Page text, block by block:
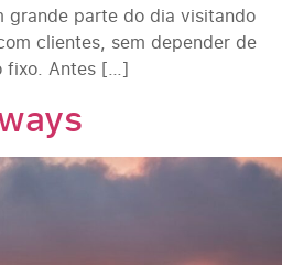
grande parte do dia visitando
clientes, sem depender de
fixo. Antes […]